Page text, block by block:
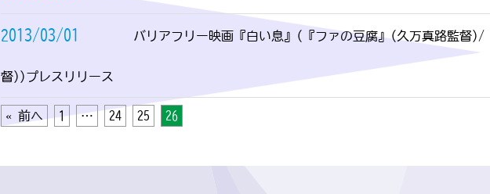
2013/03/01 バリアフリー映画『白い息』(『ファの豆腐』(久万真路監督)/
督))プレスリリース
« 前へ 1 … 24 25 26